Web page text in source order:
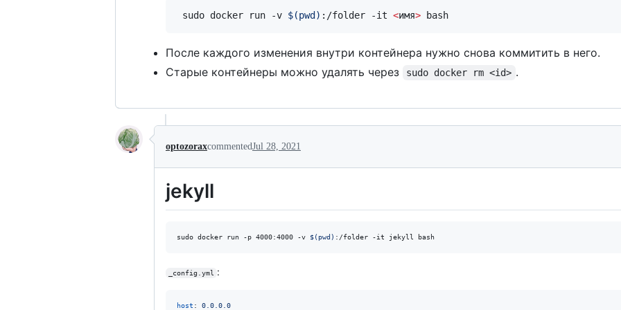
sudo docker run -v $(pwd ) :/folder -it <имя> bash
После каждого изменения внутри контейнера нужно снова коммитить в него.
Старые контейнеры можно удалять через
sudo docker rm <id> .
optozoraxcommentedJul 28, 2021
jekyll
sudo docker run -p 4000:4000 -v $(pwd ) :/folder -it jekyll bash
_config.yml :
host : 0.0.0.0